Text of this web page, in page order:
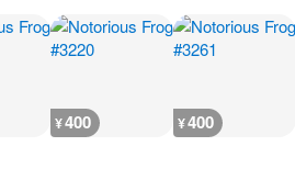
¥400 ¥400